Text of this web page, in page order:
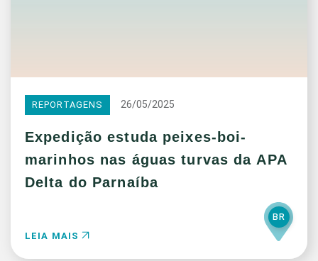
REPORTAGENS 26/05/2025
Expedição estuda peixes-boi-
marinhos nas águas turvas da APA
Delta do Parnaíba
LEIA MAIS
BR